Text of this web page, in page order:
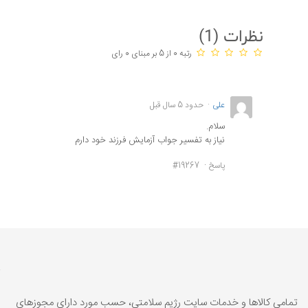
نظرات (1
)
رتبه 0 از 5 بر مبنای 0 رای
علی حدود 5 سال قبل
سلام.
نیاز به تفسیر جواب آزمایش فرزند خود دارم
پاسخ #19267
تمامي كالاها و خدمات سایت رژیم سلامتی، حسب مورد داراي مجوزهای